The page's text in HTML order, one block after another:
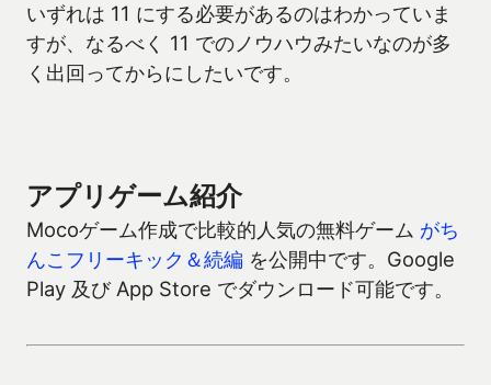
いずれは 11 にする必要があるのはわかっていま
すが、なるべく 11 でのノウハウみたいなのが多
く出回ってからにしたいです。
アプリゲーム紹介
Mocoゲーム作成で比較的人気の無料ゲーム がち
んこフリーキック＆続編 を公開中です。Google
Play 及び App Store でダウンロード可能です。